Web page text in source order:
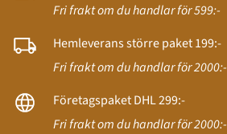
Fri frakt om du handlar för 599:-
Hemleverans större paket 199:-
Fri frakt om du handlar för 2000:-
Företagspaket DHL 299:-
Fri frakt om du handlar för 2000:-